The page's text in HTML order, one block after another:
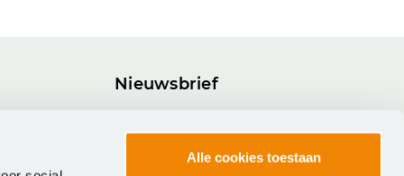
Alle cookies toestaan
Nieuwsbrief
software, trainingen en overige
activiteiten.